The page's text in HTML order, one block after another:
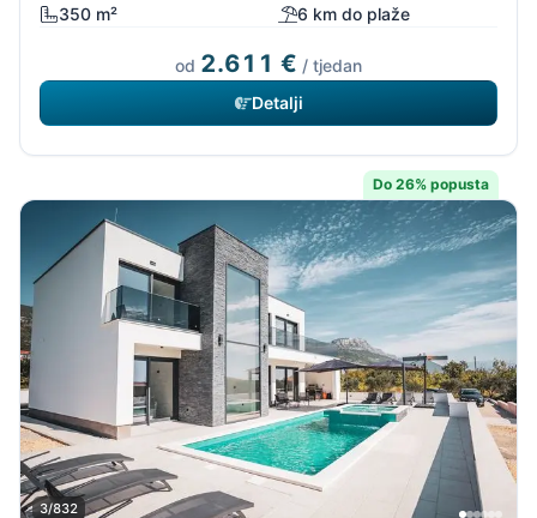
350 m²
6 km do plaže
od 2.611 € / tjedan
Detalji
Do 26% popusta
3/832